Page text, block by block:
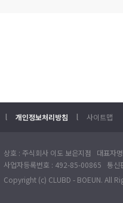
l 개인정보처리방침 l 사이트맵
상호 : 주식회사 이도 보은지점 대표자
사업자등록번호 : 492-85-00865 통
Copyright (c) CLUBD - BOEUN. All